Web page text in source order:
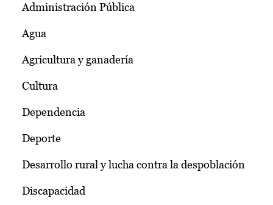
Administración Pública
Agua
Agricultura y ganadería
Cultura
Dependencia
Deporte
Desarrollo rural y lucha contra la despoblación
Discapacidad